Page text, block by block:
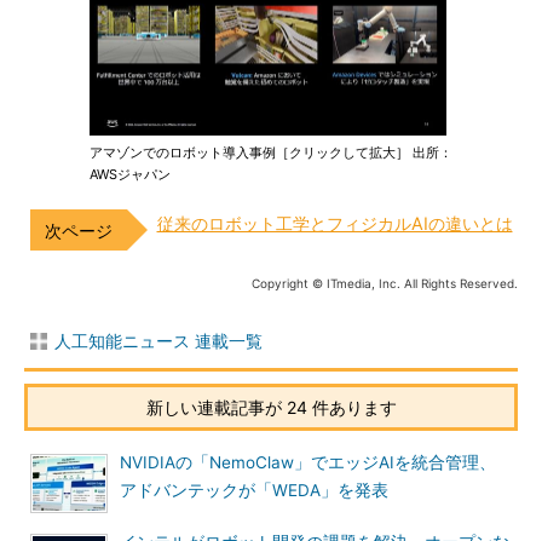
アマゾンでのロボット導入事例［クリックして拡大］ 出所：
AWSジャパン
従来のロボット工学とフィジカルAIの違いとは
Copyright © ITmedia, Inc. All Rights Reserved.
人工知能ニュース 連載一覧
新しい連載記事が 24 件あります
NVIDIAの「NemoClaw」でエッジAIを統合管理、
アドバンテックが「WEDA」を発表